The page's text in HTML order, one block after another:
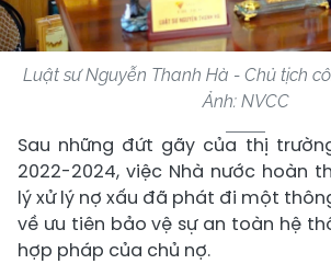
Luật sư Nguyễn Thanh Hà - Chủ tịch
Ảnh: NVCC
Sau những đứt gãy của thị
2022-2024, việc Nhà nước hoàn
lý xử lý nợ xấu đã phát đi một
về ưu tiên bảo vệ sự an toàn hệ
hợp pháp của chủ nợ.